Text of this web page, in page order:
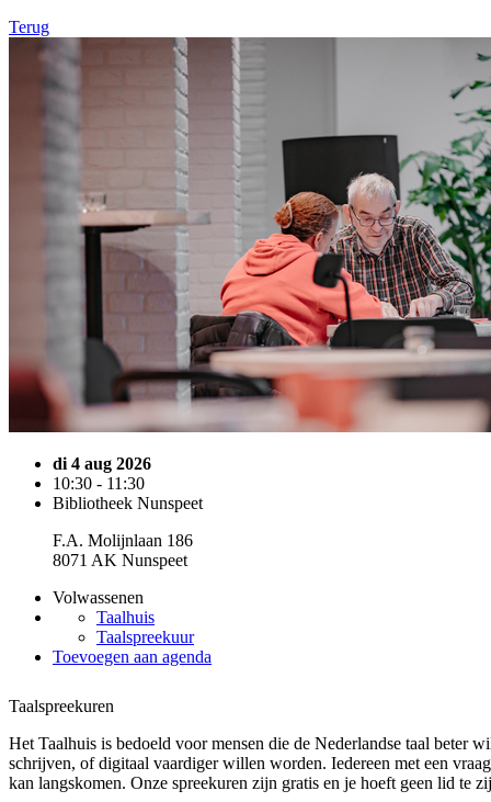
Terug
di 4 aug 2026
10:30 - 11:30
Bibliotheek Nunspeet
F.A. Molijnlaan 186
8071 AK Nunspeet
Volwassenen
Taalhuis
Taalspreekuur
Toevoegen aan agenda
Taalspreekuren
Het Taalhuis is bedoeld voor mensen die de Nederlandse taal beter
schrijven, of digitaal vaardiger willen worden. Iedereen met een
kan langskomen. Onze spreekuren zijn gratis en je hoeft geen lid te